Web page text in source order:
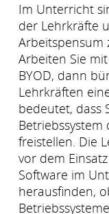
Im Unterricht
der Lehrkräfte
Arbeitspensum
Arbeiten Sie
BYOD, dann
Lehrkräften
bedeutet, dass
Betriebssystem
freistellen. Die
vor dem
Software im
herausfinden,